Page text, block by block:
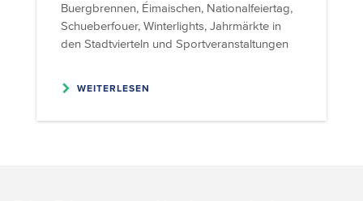
Buergbrennen, Éimaischen, Nationalfeiertag,
Schueberfouer, Winterlights, Jahrmärkte in
den Stadtvierteln und Sportveranstaltungen
WEITERLESEN